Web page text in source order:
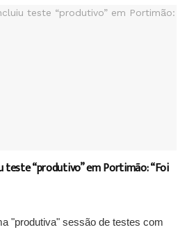
teste “produtivo” em Portimão: “Foi
"produtiva" sessão de testes com